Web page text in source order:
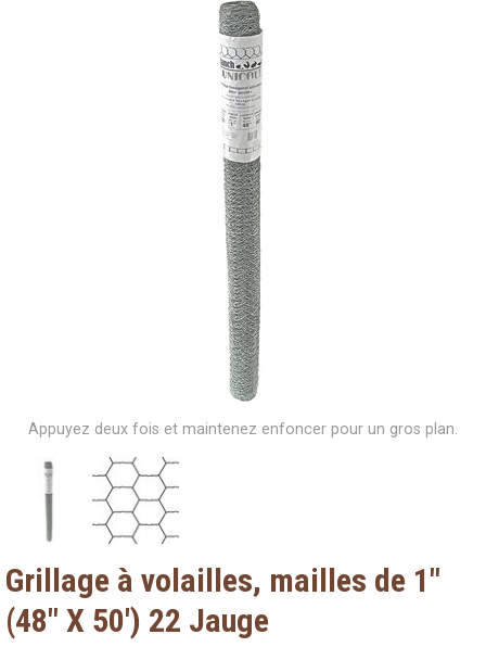
Produits saisonniers
Nouveaux produits
Nous joindre
Appuyez deux fois et maintenez enfoncer pour un gros plan.
Grillage à volailles, mailles de 1"
(48" X 50') 22 Jauge